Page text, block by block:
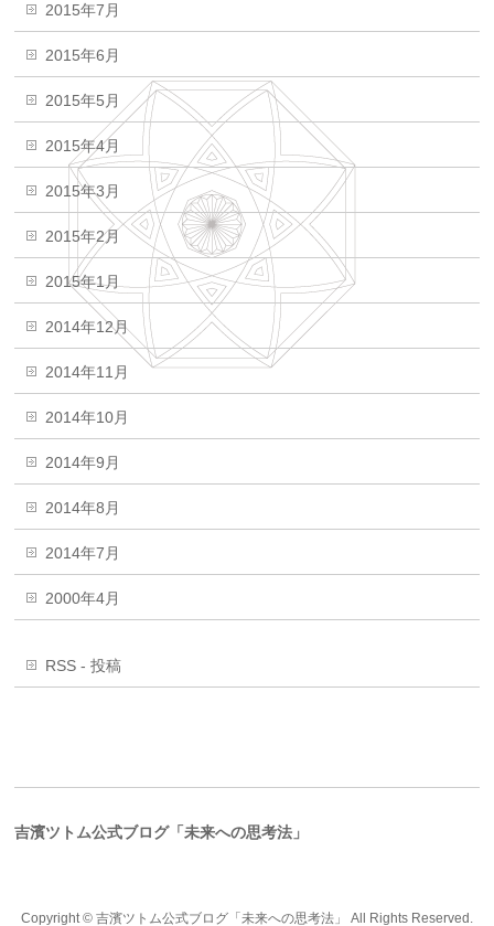
2015年7月
2015年6月
2015年5月
2015年4月
2015年3月
2015年2月
2015年1月
2014年12月
2014年11月
2014年10月
2014年9月
2014年8月
2014年7月
2000年4月
RSS - 投稿
吉濱ツトム公式ブログ「未来への思考法」
Copyright © 吉濱ツトム公式ブログ「未来への思考法」 All Rights Reserved.